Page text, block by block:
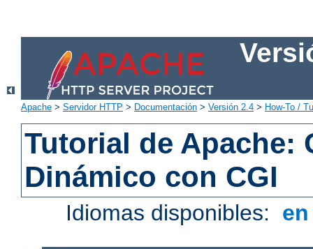
Apache > Servidor HTTP > Documentación > Versión 2.4 > How-To /
Tutorial de Apache:
Dinámico con CGI
Idiomas disponibles: